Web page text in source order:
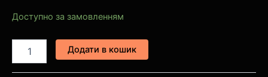
Доступно за замовленням
Додати в кошик